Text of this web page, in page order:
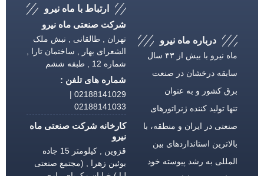
درباره ماه نیرو
ماه نیرو با بیش از ۴۳ سال
سابقه درخشان در صنعت
برق كشور و به عنوان
تنها تولید كننده ژنراتورهای
صنعتی در ایران و منطقه، با
بالاترین استانداردهای بین
المللی به رشد پیوسته خود
ارتباط با ماه نیرو
شرکت صنعتی ماه نیرو
تهران , طالقانی , نبش ملک
الشعرای بهار , ساختمان تارا ,
شماره 12 , طبقه ششم
شماره های تلفن :
02188141029 |
02188141033
کارخانه شرکت صنعتی ماه
نیرو
قزوین , کیلومتر 15 جاده
بوئین زهرا , (مجتمع صنعتی